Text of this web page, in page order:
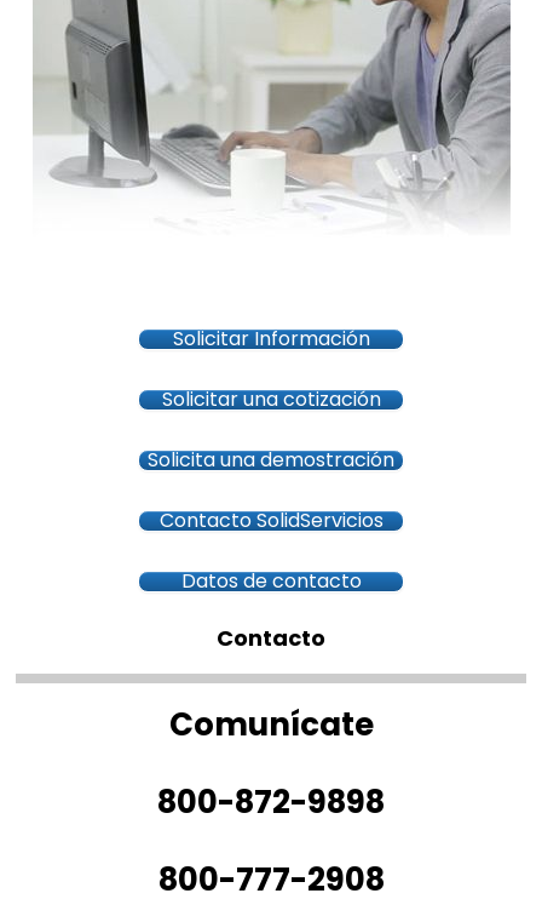
Solicitar Información
Solicitar una cotización
Solicita una demostración
Contacto SolidServicios
Datos de contacto
Contacto
Comunícate
800-872-9898
800-777-2908